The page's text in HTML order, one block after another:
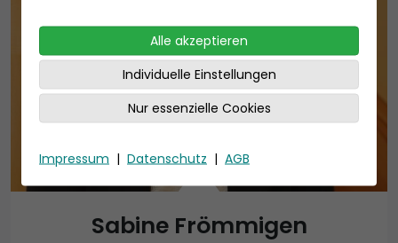
Sabine Frömmigen
Alle akzeptieren
Individuelle Einstellungen
Nur essenzielle Cookies
Impressum | Datenschutz | AGB